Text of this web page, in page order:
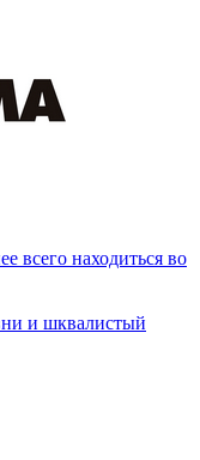
всего находиться во
и шквалистый